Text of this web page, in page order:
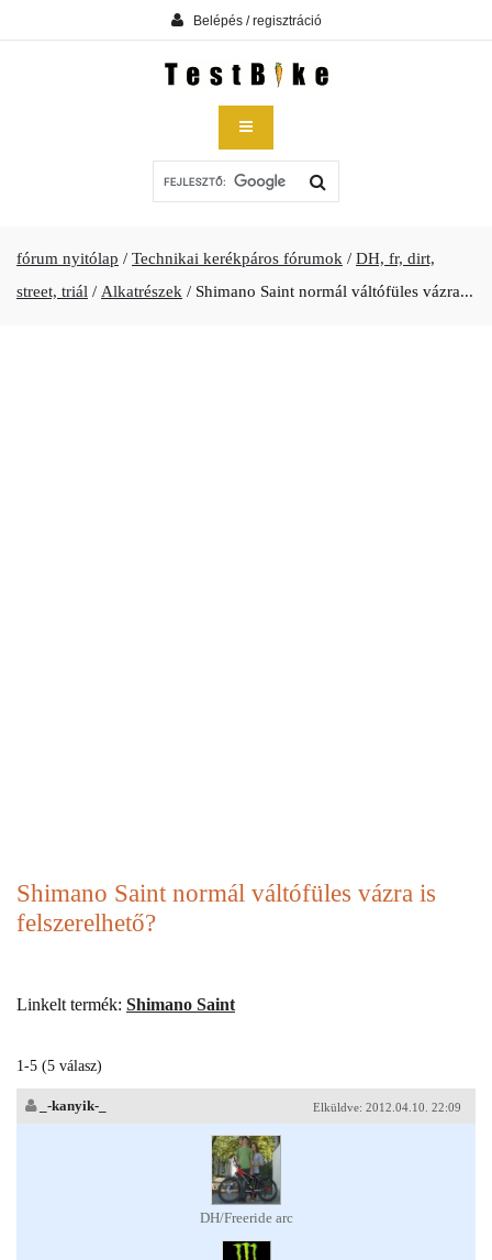
Belépés / regisztráció
fórum nyitólap / Technikai kerékpáros fórumok / DH, fr, dirt,
street, triál / Alkatrészek / Shimano Saint normál váltófüles vázra...
Shimano Saint normál váltófüles vázra is
felszerelhető?
Linkelt termék: Shimano Saint
1-5 (5 válasz)
Elküldve: 2012.04.10. 22:09
_-kanyik-_
DH/Freeride arc